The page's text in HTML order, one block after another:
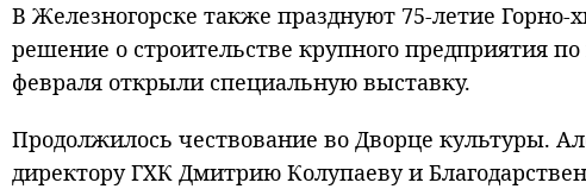
В Железногорске также празднуют 75-летие Горно-
решение о строительстве крупного предприятия
февраля открыли специальную выставку.
Продолжилось чествование во Дворце культуры.
директору ГХК Дмитрию Колупаеву и